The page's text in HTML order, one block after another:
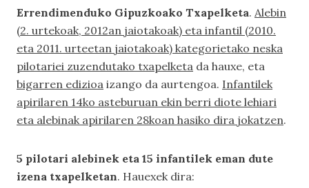
Errendimenduko Gipuzkoako Txapelketa. Alebin
(2. urtekoak, 2012an jaiotakoak) eta infantil (2010.
eta 2011. urteetan jaiotakoak) kategorietako neska
pilotariei zuzendutako txapelketa da hauxe, eta
bigarren edizioa izango da aurtengoa. Infantilek
apirilaren 14ko asteburuan ekin berri diote lehiari
eta alebinak apirilaren 28koan hasiko dira jokatzen.
5 pilotari alebinek eta 15 infantilek eman dute
izena txapelketan. Hauexek dira: